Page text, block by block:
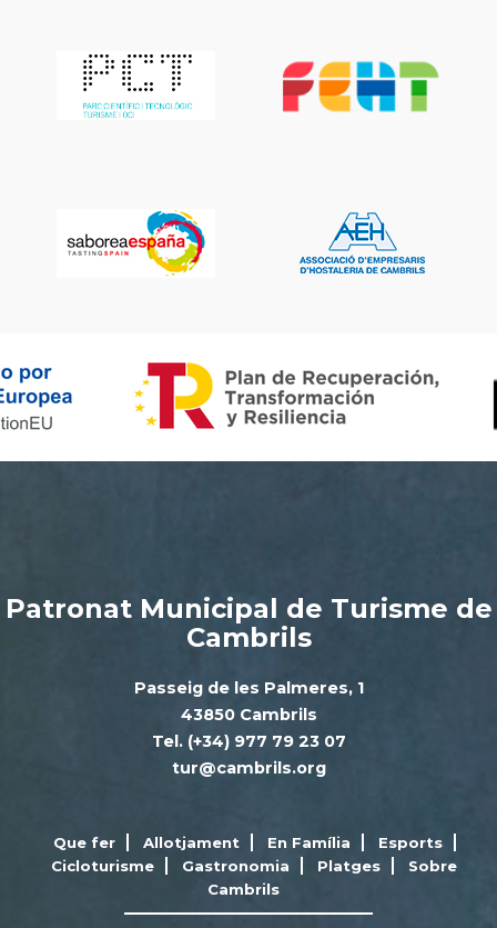
Patronat Municipal de Turisme de
Cambrils
Passeig de les Palmeres, 1
43850 Cambrils
Tel. (+34) 977 79 23 07
tur@cambrils.org
Que fer Allotjament En Família
Esports
Cicloturisme
Gastronomia Platges
Sobre
Cambrils